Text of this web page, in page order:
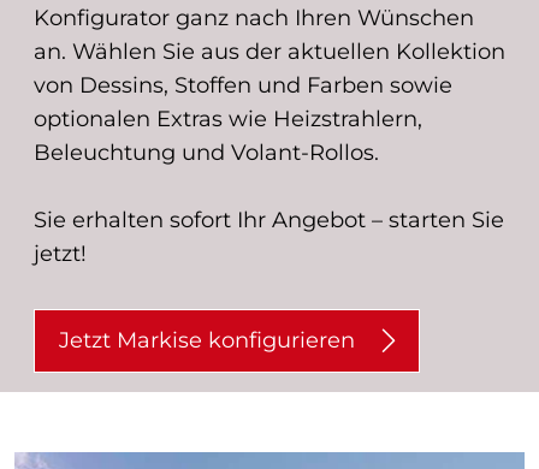
Konfigurator ganz nach Ihren Wünschen
an. Wählen Sie aus der aktuellen Kollektion
von Dessins, Stoffen und Farben sowie
optionalen Extras wie Heizstrahlern,
Beleuchtung und Volant-Rollos.
Sie erhalten sofort Ihr Angebot – starten Sie
jetzt!
Jetzt Markise konfigurieren